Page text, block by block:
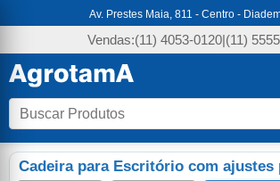
Av. Prestes Maia, 811 - Centro -
Vendas:(11) 4053-0120|(11)